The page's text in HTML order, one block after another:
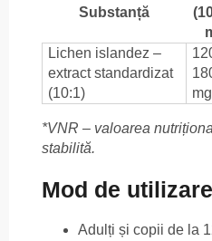
Substanță
Lichen islandez –
extract standardizat
(10:1)
mg
*VNR – valoarea
stabilită.
Mod de utilizare
Adulți și copii de la